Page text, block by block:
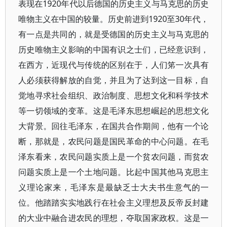
表现在1920年代以后德国的历史主义与马克思的历史
唯物主义在中国的较量。历史前进到1920至30年代，
有一点是共同的，就是受德国的历史主义与马克思的
历史唯物主义影响的中国有识之士们，已经意识到，
在西方，近现代与传统的区别在于，人们笫一次具有
人必须获得解放的自觉，并且为了达到这一目标，自
觉地寻求社会组织、政治制度、思想文化和科学技术
等一切领域的变革。这是毛泽东思想崛起的思想文化
大背景。回往毛泽东，在国共合作期间，他有一个论
断，那就是，农民问题是国民革命的中心问题。在毛
泽东看来，农民问题实质上是一个贫农问题，而贫农
问题实质上是一个土地问题。比起中国其他马克思主
义理论家来，毛泽东是最缺乏士大夫书生意气的一
位。他踏踏实实地践行在社会主义理想及反帝反封建
的大业中融合进农民的理想，夺取国家政权。这是一